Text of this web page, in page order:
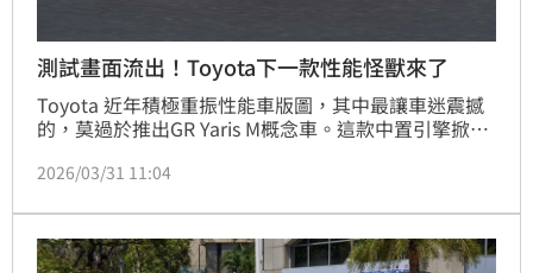
測試畫面流出！Toyota下一款性能怪獸來了
Toyota 近年積極重振性能車版圖，其中最讓車迷震撼
的，莫過於推出GR Yaris M概念車。這款中置引擎掀背
復活的前兆。
2026/03/31 11:04